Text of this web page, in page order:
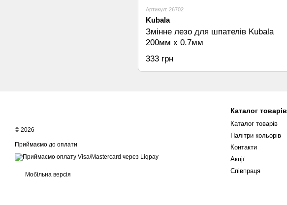
Артикул: 26702
Kubala
Змінне лезо для шпателів Kubala
200мм x 0.7мм
333 грн
© 2026
Приймаємо до оплати
Мобільна версія
Каталог товарів
Каталог товарів
Палітри кольорів
Контакти
Акції
Співпраця